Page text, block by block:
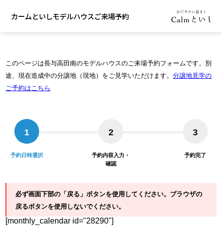
カームといしモデルハウスご来場予約
このページは長与高田南のモデルハウスのご来場予約フォームです。 別
途、現在造成中の分譲地（現地）をご見学いただけます。分譲地見学の
ご予約はこちら
1
予約日時選択
2
予約内容入力・
確認
3
予約完了
必ず画面下部の「戻る」ボタンを使用してください。ブラウザの
戻るボタンを使用しないでください。
[monthly_calendar id="28290"]